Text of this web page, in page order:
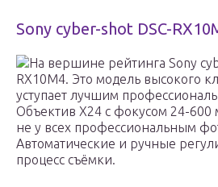
Sony cyber-shot DSC-
На вершине рейтинга Sony
RX10M4. Это модель высокого
уступает лучшим
Объектив Х24 с фокусом 24-600
не у всех профессиональным
Автоматические и ручные
процесс съёмки.